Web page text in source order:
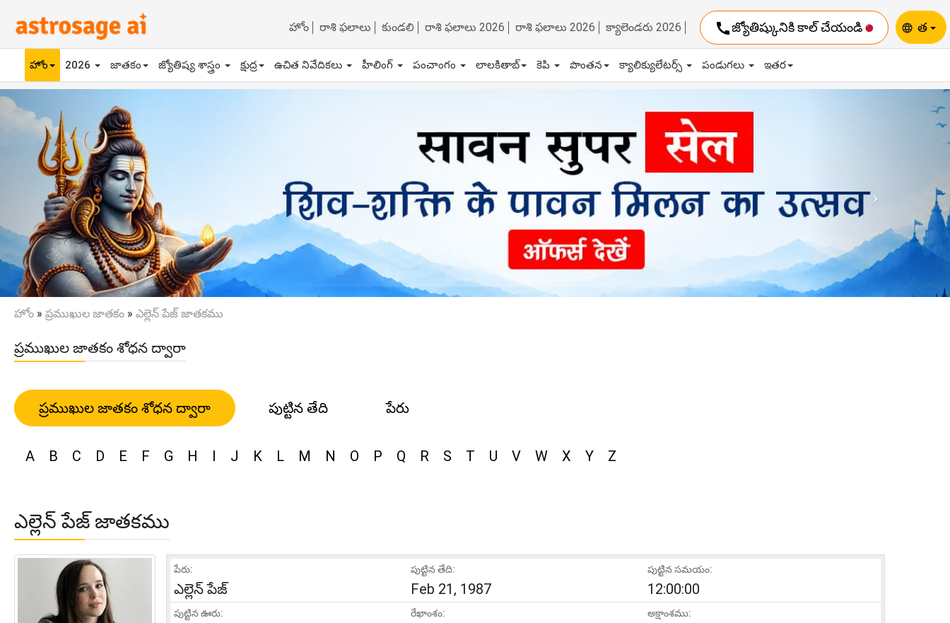
హోం రాశి ఫలాలు కుండలి రాశి ఫలాలు 2026 రాశి ఫలాలు 2026 క్యాలెండరు 2026 callజ్యోతిష్కునికి కాల్ చేయండి language త
హోం 2026 జాతకం జ్యోతిష్య శాస్త్రం క్షుద్ర ఉచిత నివేదికలు హీలింగ్ పంచాంగం లాలకితాబ్ కెపి పొంతన క్యాలిక్యులేటర్స్ పండుగలు ఇతర
Previous
హోం » ప్రముఖుల జాతకం » ఎల్లెన్ పేజ్ జాతకము
ప్రముఖుల జాతకం శోధన ద్వారా
ప్రముఖుల జాతకం శోధన ద్వారా పుట్టిన తేది పేరు
A B C D E F G H I J K L M N O P Q R S T U V W X Y Z
ఎల్లెన్ పేజ్ జాతకము
పేరు:
ఎల్లెన్ పేజ్
పుట్టిన తేది:
Feb 21, 1987
పుట్టిన సమయం:
12:00:00
పుట్టిన ఊరు: రేఖాంశం: అక్షాంశము: